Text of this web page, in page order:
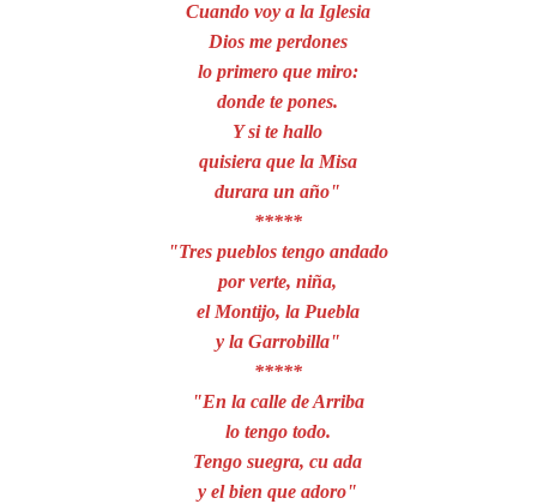
Cuando voy a la Iglesia
Dios me perdones
lo primero que miro:
donde te pones.
Y si te hallo
quisiera que la Misa
durara un año"
*****
"Tres pueblos tengo andado
por verte, niña,
el Montijo, la Puebla
y la Garrobilla"
*****
"En la calle de Arriba
lo tengo todo.
Tengo suegra, cu ada
y el bien que adoro"